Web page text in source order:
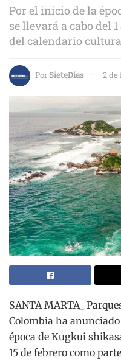
Por el inicio de la
se llevará a cabo del
del calendario
PorSieteDías 2 de
SANTA MARTA_
Colombia ha
época de Kugkui
15 de febrero como